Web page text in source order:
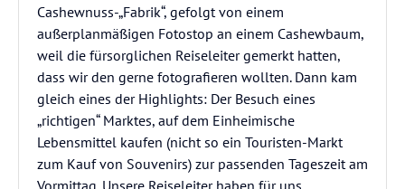
Cashewnuss-„Fabrik“, gefolgt von einem
außerplanmäßigen Fotostop an einem Cashewbaum,
weil die fürsorglichen Reiseleiter gemerkt hatten,
dass wir den gerne fotografieren wollten. Dann kam
gleich eines der Highlights: Der Besuch eines
„richtigen“ Marktes, auf dem Einheimische
Lebensmittel kaufen (nicht so ein Touristen-Markt
zum Kauf von Souvenirs) zur passenden Tageszeit am
Vormittag. Unsere Reiseleiter haben für uns